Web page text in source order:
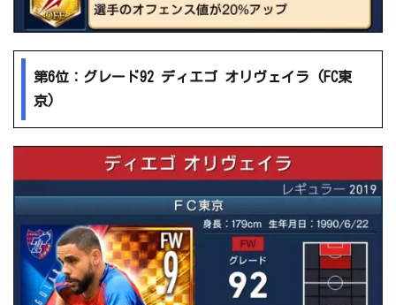
第6位：グレード92 ディエゴ オリヴェイラ (FC東
京)